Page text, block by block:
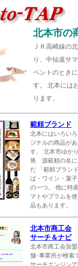
北本市の
ＪＲ高崎線の
り、中仙道サ
ベントのとき
す。 北本には
ります。
範頼ブランド
北本にはいろい
ジナルの商品が
す。 北本市ゆか
将 源範頼の名に
だ 「範頼ブラン
ば・ワイン・菓
の一つ。 他に特
マトやプラムを
品もあります。
北本市商工会
サーチ＆ナビ
北本市商工会加
舗･事業所が検索
サーチエンジン